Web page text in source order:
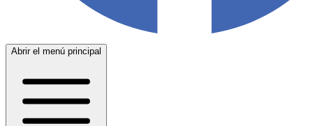
Abrir el menú principal